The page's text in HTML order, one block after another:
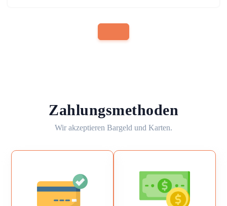
Zahlungsmethoden
Wir akzeptieren Bargeld und Karten.